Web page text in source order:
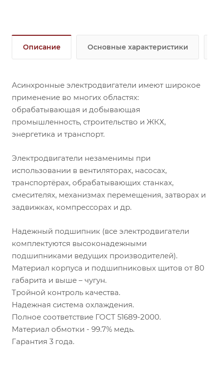
Описание Основные характеристики
Асинхронные электродвигатели имеют широкое
применение во многих областях:
обрабатывающая и добывающая
промышленность, строительство и ЖКХ,
энергетика и транспорт.
Электродвигатели незаменимы при
использовании в вентиляторах, насосах,
транспортёрах, обрабатывающих станках,
смесителях, механизмах перемещения, затворах и
задвижках, компрессорах и др.
Надежный подшипник (все электродвигатели
комплектуются высоконадежными
подшипниками ведущих производителей).
Материал корпуса и подшипниковых щитов от 80
габарита и выше – чугун.
Тройной контроль качества.
Надежная система охлаждения.
Полное соответствие ГОСТ 51689-2000.
Материал обмотки - 99.7% медь.
Гарантия 3 года.